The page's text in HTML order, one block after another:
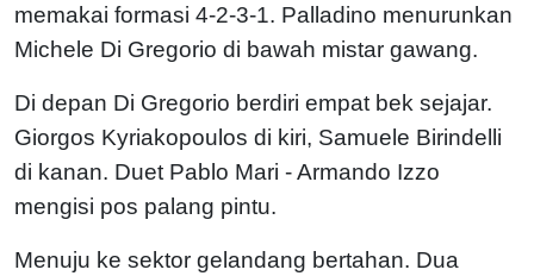
memakai formasi 4-2-3-1. Palladino menurunkan
Michele Di Gregorio di bawah mistar gawang.
Di depan Di Gregorio berdiri empat bek sejajar.
Giorgos Kyriakopoulos di kiri, Samuele Birindelli
di kanan. Duet Pablo Mari - Armando Izzo
mengisi pos palang pintu.
Menuju ke sektor gelandang bertahan. Dua